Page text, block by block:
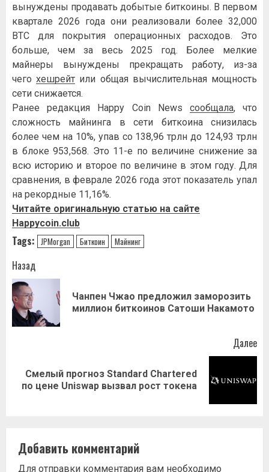
вынуждены продавать добытые биткоины. В первом
квартале 2026 года они реализовали более 32,000
BTC для покрытия операционных расходов. Это
больше, чем за весь 2025 год. Более мелкие
майнеры вынуждены прекращать работу, из-за
чегохешрейт или общая вычислительная мощность
сети снижается.
Ранее редакция Happy Coin News сообщала, что
сложность майнинга в сети биткоина снизилась
более чем на 10%, упав со 138,96 трлн до 124,93 трлн
в блоке 953,568. Это 11-е по величине снижение за
всю историю и второе по величине в этом году. Для
сравнения, в феврале 2026 года этот показатель упал
на рекордные 11,16%.
Читайте оригинальную статью на сайте
Happycoin.club
Tags: JPMorgan Биткоин Майнинг
Навигация
записи
Назад
Чанпен Чжао предложил заморозить
миллион биткоинов Сатоши Накамото
Далее
Следующая
запись:
Смелый прогноз Standard Chartered
по цене Uniswap вызвал рост токена
Добавить комментарий
Для отправки комментария вам необходимо